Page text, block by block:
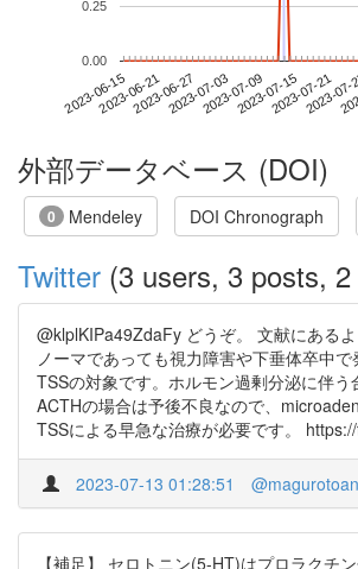
2023-06-152023-06-212023-06-272023-07-032023-07-092023-07-152023-07-21
2023-
0.00
0.25
外部データベース (DOI)
0 Mendeley DOI Chronograph
Twitter (3 users, 3 posts,
@klplKIPa49ZdaFy どうぞ。 文献にある
ノーマであっても視力障害や下垂体卒中
TSSの対象です。ホルモン過剰分泌に伴う
ACTHの場合は予後不良なので、
TSSによる早急な治療が必要です。
2023-07-13 01:28:51
【補足】 セロトニン(5-HT)はプロラクチ